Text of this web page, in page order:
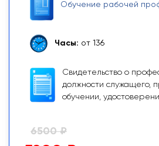
Обучение рабочей
Часы: от 136
Свидетельство о
должности служащего,
обучении,
6500 ₽